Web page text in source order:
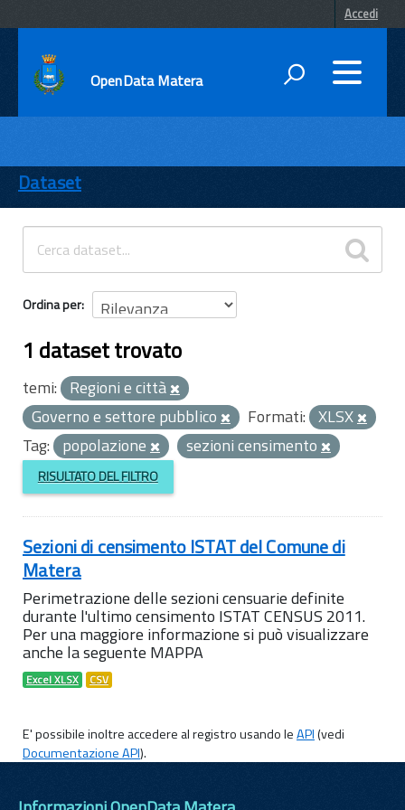
Accedi
OpenData Matera
ENTI
TEMI
INFORMAZIONI
Dataset
Ordina per
1 dataset trovato
temi: Regioni e città
Governo e settore pubblico
Formati: XLSX
Tag: popolazione sezioni censimento
RISULTATO DEL FILTRO
Sezioni di censimento ISTAT del Comune di
Matera
Perimetrazione delle sezioni censuarie definite
durante l'ultimo censimento ISTAT CENSUS 2011.
Per una maggiore informazione si può visualizzare
anche la seguente MAPPA
Excel XLSX CSV
E' possibile inoltre accedere al registro usando leAPI(vedi
Documentazione API).